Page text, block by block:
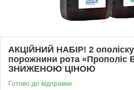
АКЦІЙНИЙ НАБІР! 2
порожнини рота «Прополіс
ЗНИЖЕНОЮ ЦІНОЮ
Готово до відправки